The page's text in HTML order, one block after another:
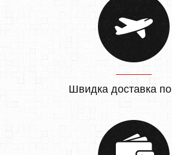
Швидка доставка